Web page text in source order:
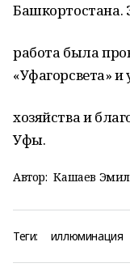
Башкортостана.
работа была
«Уфагорсвета»
хозяйства и
Уфы.
Автор: Кашаев
Теги: иллюминация